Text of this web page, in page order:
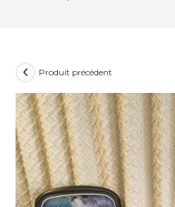
Produit précédent